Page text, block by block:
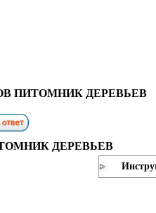
ПИТОМНИК ДЕРЕВЬЕВ
ДЕРЕВЬЕВ